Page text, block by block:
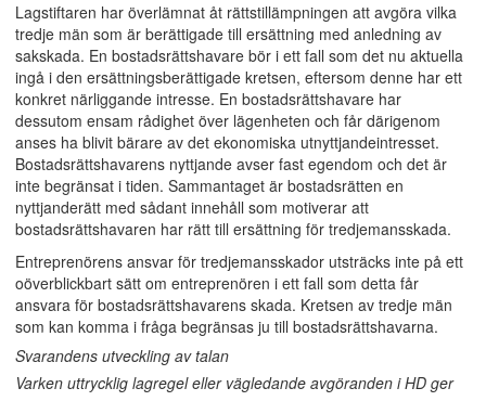
Lagstiftaren har överlämnat åt rättstillämpningen att avgöra vilka
tredje män som är berättigade till ersättning med anledning av
sakskada. En bostadsrättshavare bör i ett fall som det nu aktuella
ingå i den ersättningsberättigade kretsen, eftersom denne har ett
konkret närliggande intresse. En bostadsrättshavare har
dessutom ensam rådighet över lägenheten och får därigenom
anses ha blivit bärare av det ekonomiska utnyttjandeintresset.
Bostadsrättshavarens nyttjande avser fast egendom och det är
inte begränsat i tiden. Sammantaget är bostadsrätten en
nyttjanderätt med sådant innehåll som motiverar att
bostadsrättshavaren har rätt till ersättning för tredjemansskada.
Entreprenörens ansvar för tredjemansskador utsträcks inte på ett
oöverblickbart sätt om entreprenören i ett fall som detta får
ansvara för bostadsrättshavarens skada. Kretsen av tredje män
som kan komma i fråga begränsas ju till bostadsrättshavarna.
Svarandens utveckling av talan
Varken uttrycklig lagregel eller vägledande avgöranden i HD ger